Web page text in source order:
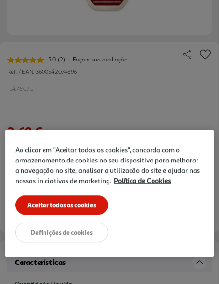
5.0 Leu
2
(2)
Faça a sua avaliação
Ref. / EAN: 3600542074896
14.76 €/Lt
3,69 €
Notas de preparação
Características
Ao clicar em "Aceitar todos os cookies", concorda com o
armazenamento de cookies no seu dispositivo para melhorar
a navegação no site, analisar a utilização do site e ajudar nas
nossas iniciativas de marketing. Política de Cookies
Aceitar todos os cookies
Definições de cookies